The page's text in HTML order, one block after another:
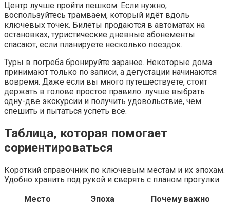
Центр лучше пройти пешком. Если нужно,
воспользуйтесь трамваем, который идёт вдоль
ключевых точек. Билеты продаются в автоматах на
остановках, туристические дневные абонементы
спасают, если планируете несколько поездок.
Туры в погреба бронируйте заранее. Некоторые дома
принимают только по записи, а дегустации начинаются
вовремя. Даже если вы много путешествуете, стоит
держать в голове простое правило: лучше выбрать
одну-две экскурсии и получить удовольствие, чем
спешить и пытаться успеть всё.
Таблица, которая помогает
сориентироваться
Короткий справочник по ключевым местам и их эпохам.
Удобно хранить под рукой и сверять с планом прогулки.
Место
Эпоха
Почему важно